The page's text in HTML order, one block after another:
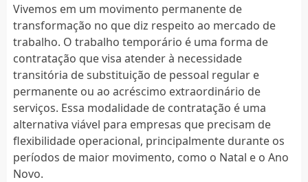
Vivemos em um movimento permanente de
transformação no que diz respeito ao mercado de
trabalho. O trabalho temporário é uma forma de
contratação que visa atender à necessidade
transitória de substituição de pessoal regular e
permanente ou ao acréscimo extraordinário de
serviços. Essa modalidade de contratação é uma
alternativa viável para empresas que precisam de
flexibilidade operacional, principalmente durante os
períodos de maior movimento, como o Natal e o Ano
Novo.